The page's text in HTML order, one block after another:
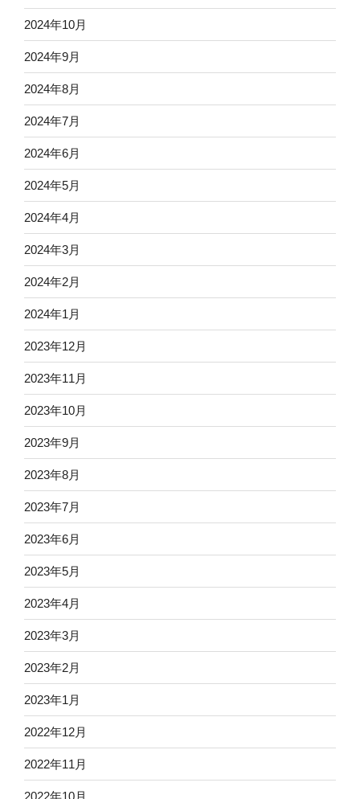
2024年10月
2024年9月
2024年8月
2024年7月
2024年6月
2024年5月
2024年4月
2024年3月
2024年2月
2024年1月
2023年12月
2023年11月
2023年10月
2023年9月
2023年8月
2023年7月
2023年6月
2023年5月
2023年4月
2023年3月
2023年2月
2023年1月
2022年12月
2022年11月
2022年10月